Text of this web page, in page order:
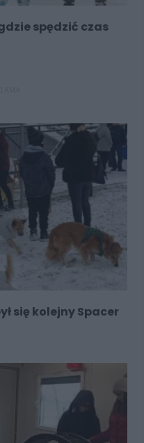
spędzić czas
się kolejny Spacer